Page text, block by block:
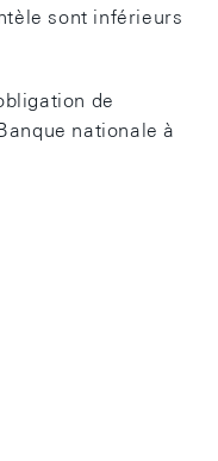
sont inférieurs
de
nationale à